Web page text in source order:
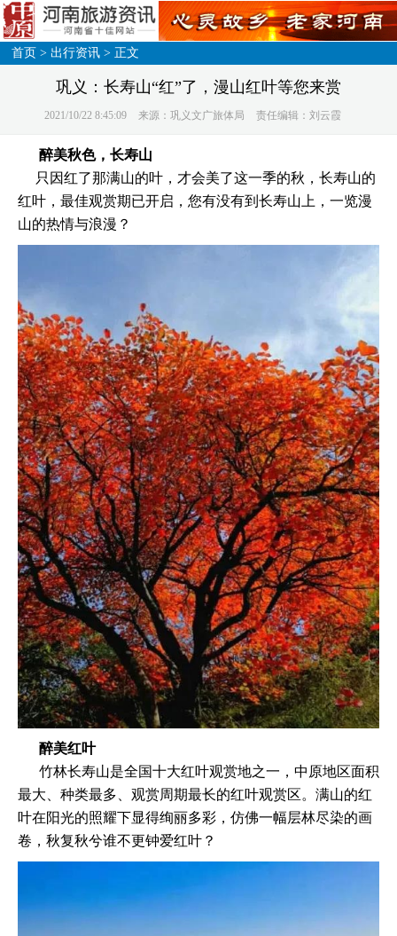
首页 >出行资讯 > 正文
巩义：长寿山“红”了，漫山红叶等您来赏
2021/10/22 8:45:09 来源：巩义文广旅体局 责任编辑：刘云霞
醉美秋色，长寿山
只因红了那满山的叶，才会美了这一季的秋，长寿山的
红叶，最佳观赏期已开启，您有没有到长寿山上，一览漫
山的热情与浪漫？
醉美红叶
竹林长寿山是全国十大红叶观赏地之一，中原地区面积
最大、种类最多、观赏周期最长的红叶观赏区。满山的红
叶在阳光的照耀下显得绚丽多彩，仿佛一幅层林尽染的画
卷，秋复秋兮谁不更钟爱红叶？